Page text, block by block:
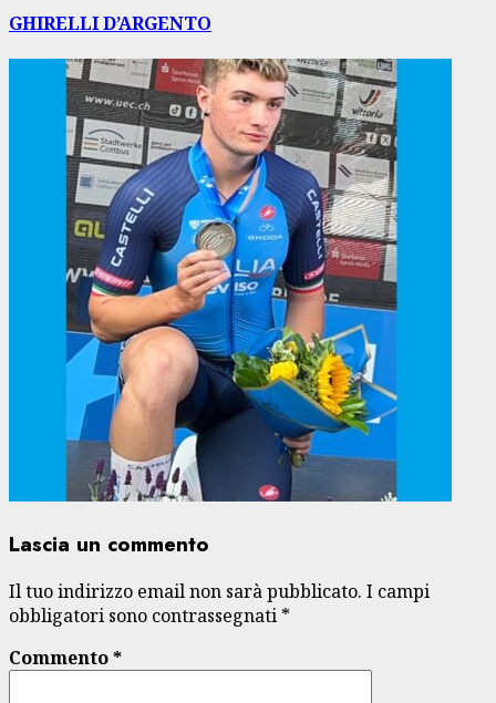
GHIRELLI D’ARGENTO
Lascia un commento
Il tuo indirizzo email non sarà pubblicato. I campi
obbligatori sono contrassegnati *
Commento*